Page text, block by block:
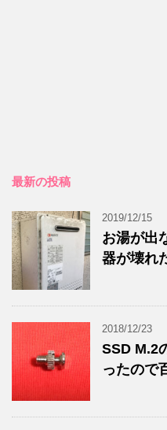
最新の投稿
2019/12/15
お湯が出
器が壊れ
2018/12/23
SSD M.2
ったので